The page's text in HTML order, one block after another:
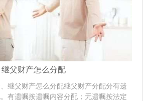
父财产怎么分配
继父财产怎么分配继父财产分配分有遗
有遗嘱按遗嘱内容分配；无遗嘱按法定